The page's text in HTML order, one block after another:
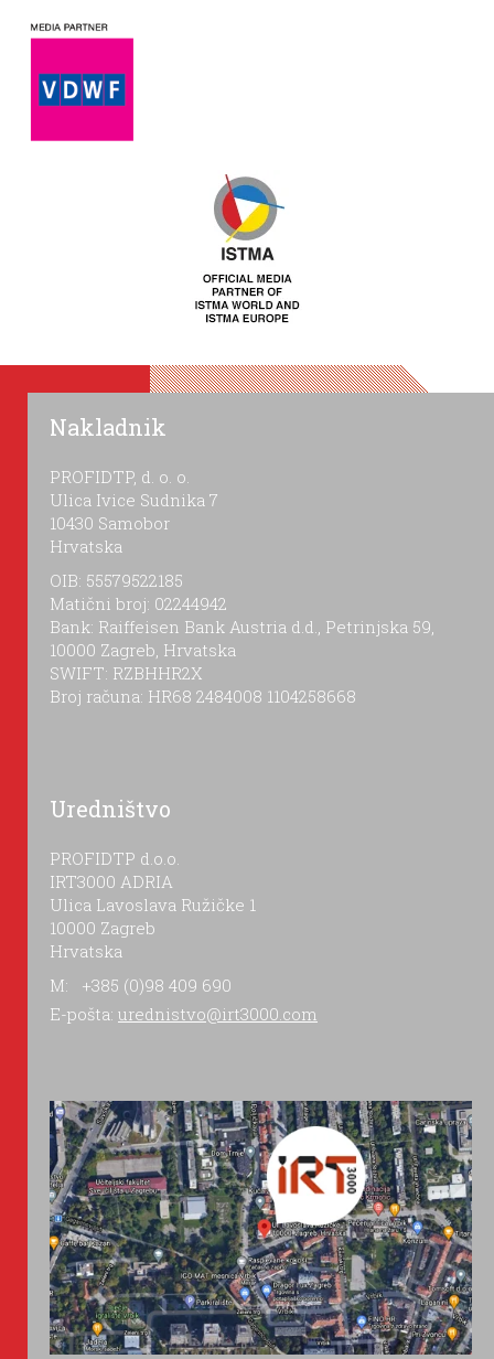
Nakladnik
PROFIDTP, d. o. o.
Ulica Ivice Sudnika 7
10430 Samobor
Hrvatska
OIB: 55579522185
Matični broj: 02244942
Bank: Raiffeisen Bank Austria d.d., Petrinjska 59,
10000 Zagreb, Hrvatska
SWIFT: RZBHHR2X
Broj računa: HR68 2484008 1104258668
Uredništvo
PROFIDTP d.o.o.
IRT3000 ADRIA
Ulica Lavoslava Ružičke 1
10000 Zagreb
Hrvatska
M: +385 (0)98 409 690
E-pošta: urednistvo@irt3000.com